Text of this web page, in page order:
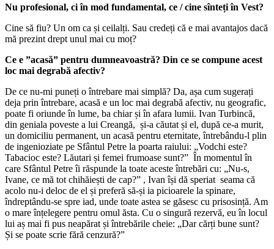
Nu profesional, ci în mod fundamental, ce / cine sînteți în Vest?
Cine să fiu? Un om ca și ceilalți. Sau credeți că e mai avantajos dacă
mă prezint drept unul mai cu moț?
Ce e ”acasă” pentru dumneavoastră? Din ce se compune acest
loc mai degrabă afectiv?
De ce nu-mi puneți o întrebare mai simplă? Da, așa cum sugerați
deja prin întrebare, acasă e un loc mai degrabă afectiv, nu geografic,
poate fi oriunde în lume, ba chiar și în afara lumii. Ivan Turbincă,
din geniala poveste a lui Creangă, și-a căutat și el, după ce-a murit,
un domiciliu permanent, un acasă pentru eternitate, întrebându-l plin
de ingenioziate pe Sfântul Petre la poarta raiului: „Vodchi este?
Tabacioc este? Lăutari și femei frumoase sunt?” În momentul în
care Sfântul Petre îi răspunde la toate aceste întrebări cu: „Nu-s,
Ivane, ce mă tot chihăiești de cap?” , Ivan își dă speriat seama că
acolo nu-i deloc de el și preferă să-și ia picioarele la spinare,
îndreptându-se spre iad, unde toate astea se găsesc cu prisosință. Am
o mare înțelegere pentru omul ăsta. Cu o singură rezervă, eu în locul
lui aș mai fi pus neapărat și întrebările cheie: „Dar cărți bune sunt?
Și se poate scrie fără cenzură?”